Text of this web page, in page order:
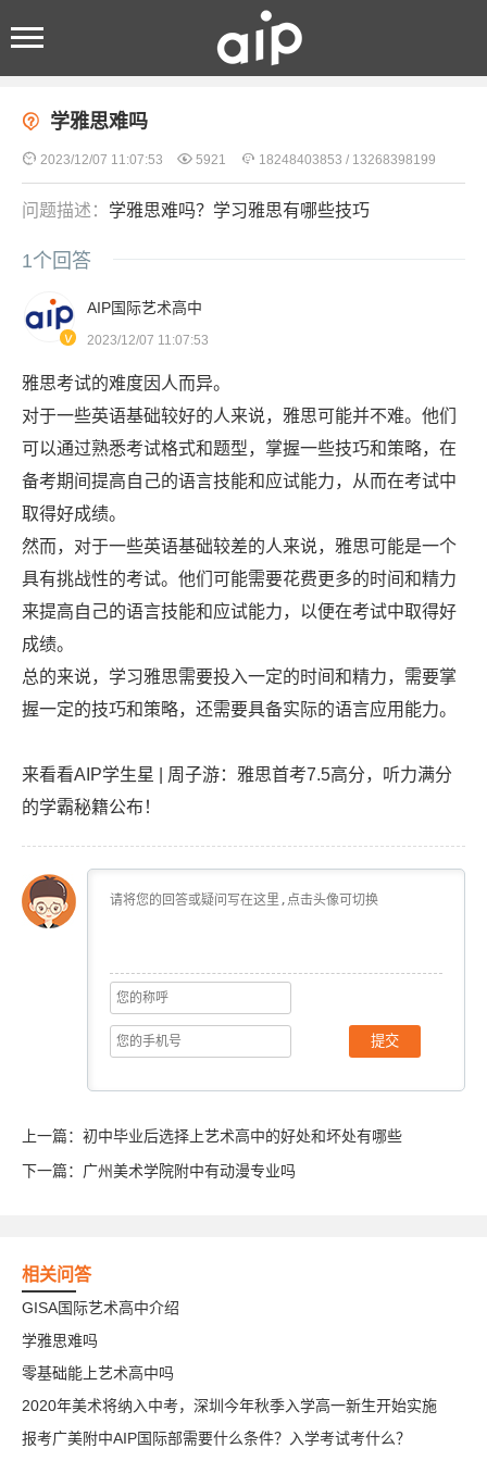
首页 AIP问答中心> 正文
 学雅思难吗
 2023/12/07 11:07:53  5921  18248403853 / 13268398199
问题描述： 学雅思难吗？学习雅思有哪些技巧
1个回答
AIP国际艺术高中
2023/12/07 11:07:53
雅思考试的难度因人而异。
对于一些英语基础较好的人来说，雅思可能并不难。他们
可以通过熟悉考试格式和题型，掌握一些技巧和策略，在
备考期间提高自己的语言技能和应试能力，从而在考试中
取得好成绩。
然而，对于一些英语基础较差的人来说，雅思可能是一个
具有挑战性的考试。他们可能需要花费更多的时间和精力
来提高自己的语言技能和应试能力，以便在考试中取得好
成绩。
总的来说，学习雅思需要投入一定的时间和精力，需要掌
握一定的技巧和策略，还需要具备实际的语言应用能力。
来看看AIP学生星 | 周子游：雅思首考7.5高分，听力满分
的学霸秘籍公布！
提交
上一篇： 初中毕业后选择上艺术高中的好处和坏处有哪些
下一篇： 广州美术学院附中有动漫专业吗
相关问答
GISA国际艺术高中介绍
学雅思难吗
零基础能上艺术高中吗
2020年美术将纳入中考，深圳今年秋季入学高一新生开始实施
报考广美附中AIP国际部需要什么条件？入学考试考什么？